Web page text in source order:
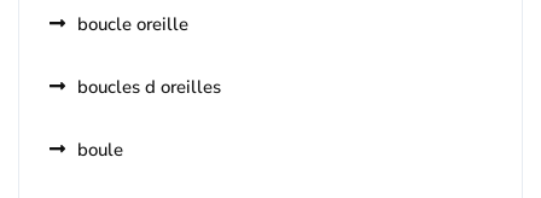
boucle oreille
boucles d oreilles
boule